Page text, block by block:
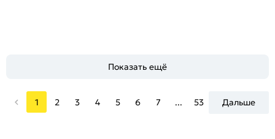
Показать ещё
1 2 3 4 5 6 7 ... 53 Дальше